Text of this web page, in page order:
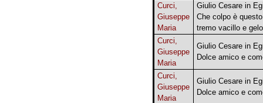
Curci,
Giuseppe
Maria
Giulio Cesare in
Che colpo è
tremo vacillo e gelo
Curci,
Giuseppe
Maria
Giulio Cesare in
Dolce amico e
Curci,
Giuseppe
Maria
Giulio Cesare in
Dolce amico e